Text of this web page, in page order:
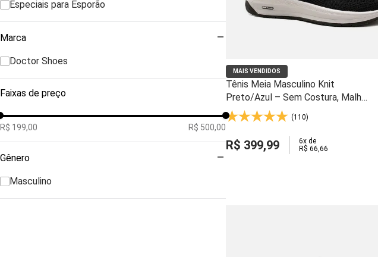
Gênero
Marca
Doctor Shoes
Especiais para Esporão
Faixas de preço
R$ 199,00 R$ 500,00
MAIS VENDIDOS
Tênis Meia Masculino Knit
Preto/Azul – Sem Costura, Malha
Respirável e Solado Gel Light -
60810
(110)
R$ 399,99 6x de
R$ 66,66